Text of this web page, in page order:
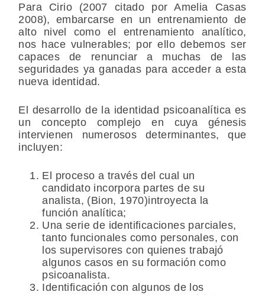
Para Cirio (2007 citado por Amelia Casas
2008), embarcarse en un entrenamiento de
alto nivel como el entrenamiento analítico,
nos hace vulnerables; por ello debemos ser
capaces de renunciar a muchas de las
seguridades ya ganadas para acceder a esta
nueva identidad.
El desarrollo de la identidad psicoanalítica es
un concepto complejo en cuya génesis
intervienen numerosos determinantes, que
incluyen:
El proceso a través del cual un
candidato incorpora partes de su
analista, (Bion, 1970)introyecta la
función analítica;
Una serie de identificaciones parciales,
tanto funcionales como personales, con
los supervisores con quienes trabajó
algunos casos en su formación como
psicoanalista.
Identificación con algunos de los